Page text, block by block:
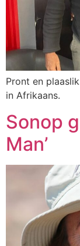
Pront en
in Afrikaans.
Sonop
Man’